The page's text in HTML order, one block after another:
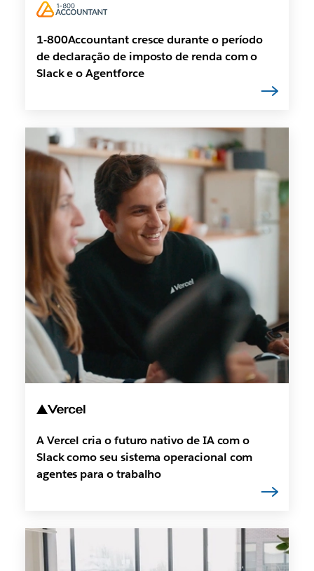
1-800Accountant cresce durante o período
de declaração de imposto de renda com o
Slack e o Agentforce
A Vercel cria o futuro nativo de IA com o
Slack como seu sistema operacional com
agentes para o trabalho